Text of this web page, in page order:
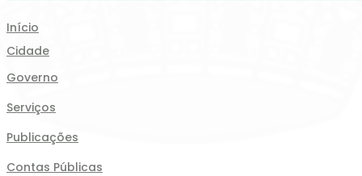
Início
Cidade
Governo
Serviços
Publicações
Contas Públicas